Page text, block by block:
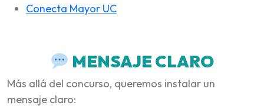
Conecta Mayor UC
MENSAJE CLARO
Más allá del concurso, queremos instalar un
mensaje claro: